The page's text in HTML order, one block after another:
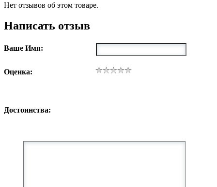
Нет отзывов об этом товаре.
Написать отзыв
Ваше Имя:
Оценка:
Достоинства: